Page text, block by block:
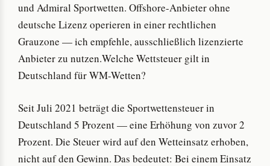
und Admiral Sportwetten. Offshore-Anbieter ohne
deutsche Lizenz operieren in einer rechtlichen
Grauzone — ich empfehle, ausschließlich lizenzierte
Anbieter zu nutzen.Welche Wettsteuer gilt in
Deutschland für WM-Wetten?
Seit Juli 2021 beträgt die Sportwettensteuer in
Deutschland 5 Prozent — eine Erhöhung von zuvor 2
Prozent. Die Steuer wird auf den Wetteinsatz erhoben,
nicht auf den Gewinn. Das bedeutet: Bei einem Einsatz